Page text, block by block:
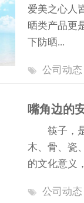
爱美之心人
晒类产品更
下防晒...
公司动态
嘴角边的
筷子，是
木、骨、瓷
的文化意义
公司动态